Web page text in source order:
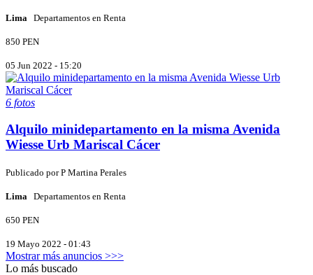
Lima Departamentos en Renta
850 PEN
05 Jun 2022 - 15:20
6 fotos
Alquilo minidepartamento en la misma Avenida
Wiesse Urb Mariscal Cácer
Publicado porP Martina Perales
Lima Departamentos en Renta
650 PEN
19 Mayo 2022 - 01:43
Mostrar más anuncios >>>
Lo más buscado